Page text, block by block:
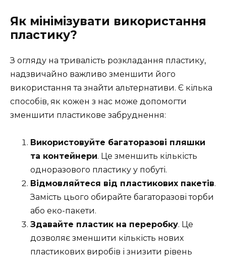
Як мінімізувати використання
пластику?
З огляду на тривалість розкладання пластику,
надзвичайно важливо зменшити його
використання та знайти альтернативи. Є кілька
способів, як кожен з нас може допомогти
зменшити пластикове забруднення:
Використовуйте багаторазові пляшки
та контейнери. Це зменшить кількість
одноразового пластику у побуті.
Відмовляйтеся від пластикових пакетів.
Замість цього обирайте багаторазові торби
або еко-пакети.
Здавайте пластик на переробку. Це
дозволяє зменшити кількість нових
пластикових виробів і знизити рівень